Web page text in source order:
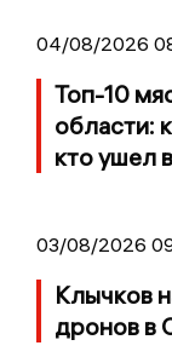
04/08/2026
Топ-10
области:
кто ушел
03/08/2026
Клычков
дронов в